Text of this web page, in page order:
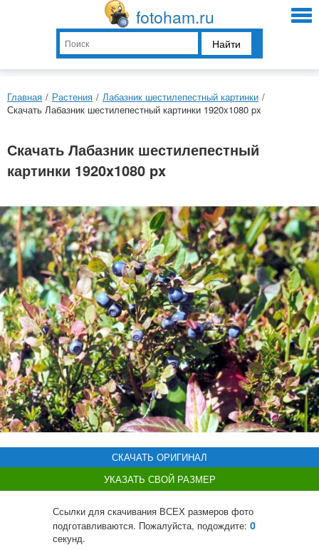
fotoham.ru
Найти
Главная / Растения / Лабазник шестилепестный картинки /
Скачать Лабазник шестилепестный картинки 1920x1080 px
Скачать Лабазник шестилепестный
картинки 1920x1080 px
СКАЧАТЬ ОРИГИНАЛ
УКАЗАТЬ СВОЙ РАЗМЕР
Ссылки для скачивания ВСЕХ размеров фото
подготавливаются. Пожалуйста, подождите: 0
секунд.